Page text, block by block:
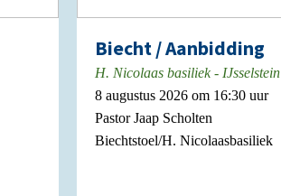
Biecht / Aanbidding
H. Nicolaas basiliek - IJsselstein
8 augustus 2026 om 16:30 uur
Pastor Jaap Scholten
Biechtstoel/H. Nicolaasbasiliek